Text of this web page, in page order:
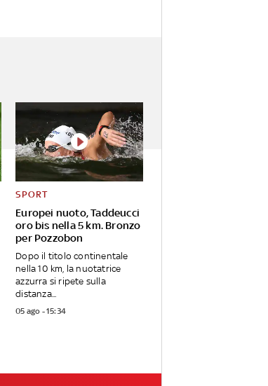
Europei nuoto, Taddeucci
oro bis nella 5 km. Bronzo
per Pozzobon
SPORT
Dopo il titolo continentale
nella 10 km, la nuotatrice
azzurra si ripete sulla
distanza...
05 ago - 15:34